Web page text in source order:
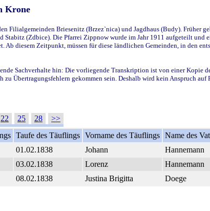
Krone
Filialgemeinden Briesenitz (Brzez`nica) und Jagdhaus (Budy). Früher
(Zdbice). Die Pfarrei Zippnow wurde im Jahr 1911 aufgeteilt
diesem Zeitpunkt, müssen für diese ländlichen Gemeinden, in den
Sachverhalte hin: Die vorliegende Transkription ist von einer Kopie
Übertragungsfehlern gekommen sein. Deshalb wird kein Anspruch auf
22 25 28
>>
Taufe des Täuflings Vorname des Täuflings Name des
01.02.1838 Johann Hannemann
03.02.1838 Lorenz Hannemann
08.02.1838 Justina Brigitta Doege